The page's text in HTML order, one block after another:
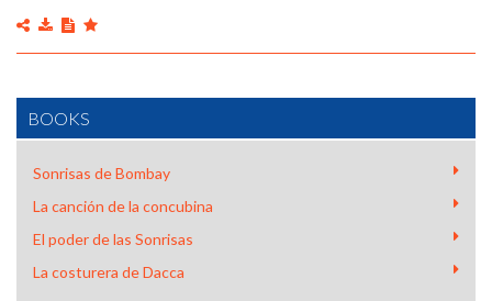
BOOKS
Sonrisas de Bombay
La canción de la concubina
El poder de las Sonrisas
La costurera de Dacca